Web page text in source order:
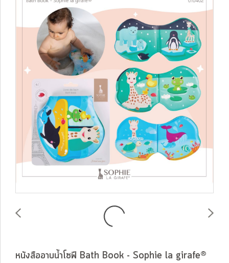
หนังสืออาบน้ำโซฟี Bath Book - Sophie la girafe®